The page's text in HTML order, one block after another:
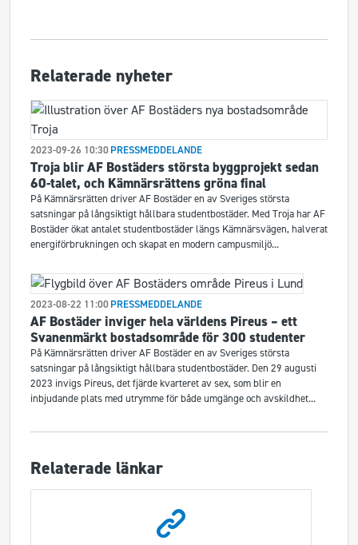
Relaterade nyheter
2023-09-26 10:30PRESSMEDDELANDE
Troja blir AF Bostäders största byggprojekt sedan
60-talet, och Kämnärsrättens gröna final
På Kämnärsrätten driver AF Bostäder en av Sveriges största
satsningar på långsiktigt hållbara studentbostäder. Med Troja har AF
Bostäder ökat antalet studentbostäder längs Kämnärsvägen, halverat
energiförbrukningen och skapat en modern campusmiljö...
2023-08-22 11:00PRESSMEDDELANDE
AF Bostäder inviger hela världens Pireus – ett
Svanenmärkt bostadsområde för 300 studenter
På Kämnärsrätten driver AF Bostäder en av Sveriges största
satsningar på långsiktigt hållbara studentbostäder. Den 29 augusti
2023 invigs Pireus, det fjärde kvarteret av sex, som blir en
inbjudande plats med utrymme för både umgänge och avskildhet...
Relaterade länkar